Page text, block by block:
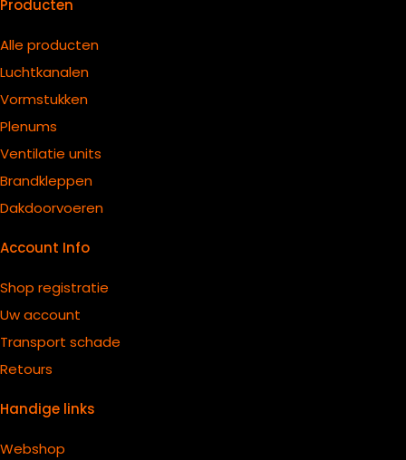
Producten
Alle producten
Luchtkanalen
Vormstukken
Plenums
Ventilatie units
Brandkleppen
Dakdoorvoeren
Account Info
Shop registratie
Uw account
Transport schade
Retours
Handige links
Webshop